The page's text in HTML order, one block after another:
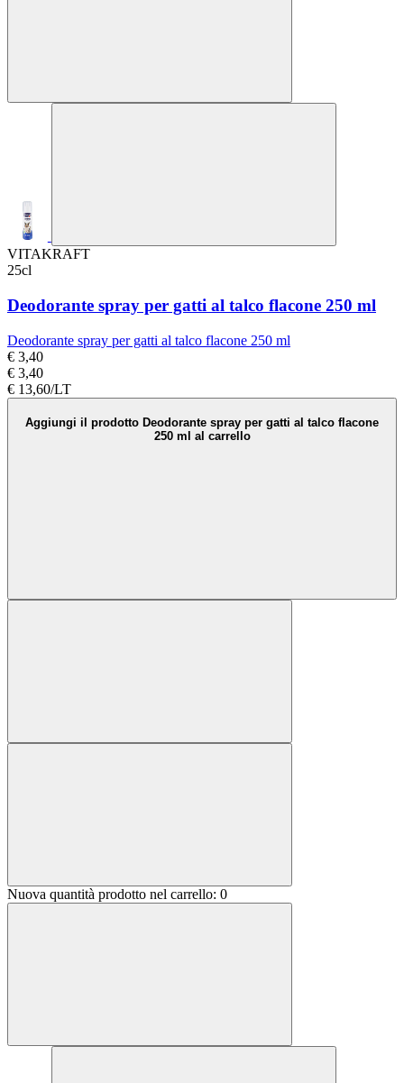
VITAKRAFT
25cl
Deodorante spray per gatti al talco flacone 250 ml
Deodorante spray per gatti al talco flacone 250 ml
€ 3,40
€ 3,40
€ 13,60/LT
Aggiungi il prodotto Deodorante spray per gatti al talco flacone
250 ml al carrello
Nuova quantità prodotto nel carrello: 0